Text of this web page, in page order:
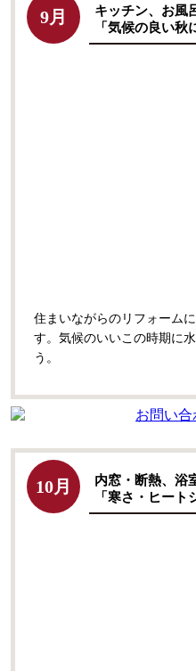
9月
キッチン、お風
「気候の良い秋
住まいながらのリフォーム
す。気候のいいこの時期に
う。
10月
内窓・断熱、浴
「寒さ・ヒート